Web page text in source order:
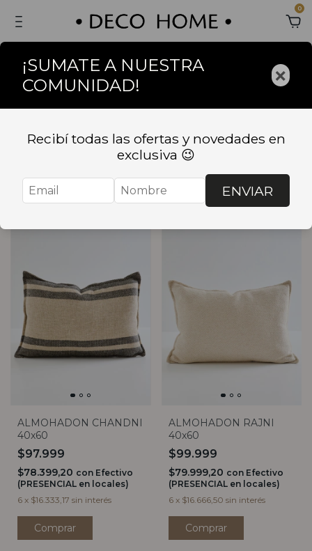
0
Inicio . TEXTIL . ALMOHADONES
ALMOHADONES
Filtrar
ALMOHADON CHANDNI
40x60
$97.999
$78.399,20 con Efectivo
(PRESENCIAL en locales)
6 x $16.333,17 sin interés
Comprar
ALMOHADON RAJNI
40x60
$99.999
$79.999,20 con Efectivo
(PRESENCIAL en locales)
6 x $16.666,50 sin interés
Comprar
¡SUMATE A NUESTRA
COMUNIDAD!
×
Recibí todas las ofertas y novedades en
exclusiva 😉
ENVIAR